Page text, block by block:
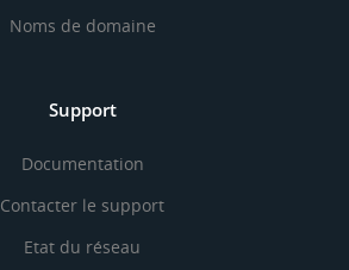
Noms de domaine
Support
Documentation
Contacter le support
Etat du réseau